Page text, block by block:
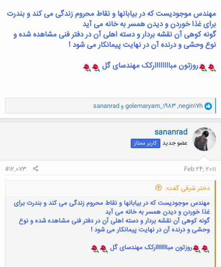
مهندس موجودیست که در بیابانها و نقاط محروم زندگی می کند و بندرت
برای غذا خوردن و دیدن همسر به خانه می آید
گونه کوهی آن نقشه بردار و دسته اهلی آن در دفتر فنی مشاهده شده و
نوع وحشی و درنده آن در نهایت پیمانکار می شود !
روزتون مباااااااارکک مهندسای گل
و
ا
ک
ن
ش
ه
ا
negin17h
,
golemaryam_1983 وsananrad
sananrad
عضو جدید کاربر ممتاز
Feb 24, 2011
#12,073
دختر شرقی گفت:
مهندس موجودیست که در بیابانها و نقاط محروم زندگی می کند و بندرت برای
غذا خوردن و دیدن همسر به خانه می آید
گونه کوهی آن نقشه بردار و دسته اهلی آن در دفتر فنی مشاهده شده و نوع
وحشی و درنده آن در نهایت پیمانکار می شود !
روزتون مباااااااارکک مهندسای گل